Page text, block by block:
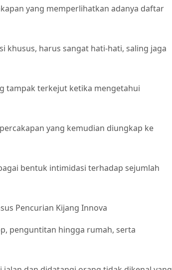
yang memperlihatkan adanya daftar
khusus, harus sangat hati-hati, saling jaga
tampak terkejut ketika mengetahui
yang kemudian diungkap ke
bentuk intimidasi terhadap sejumlah
Pencurian Kijang Innova
penguntitan hingga rumah, serta